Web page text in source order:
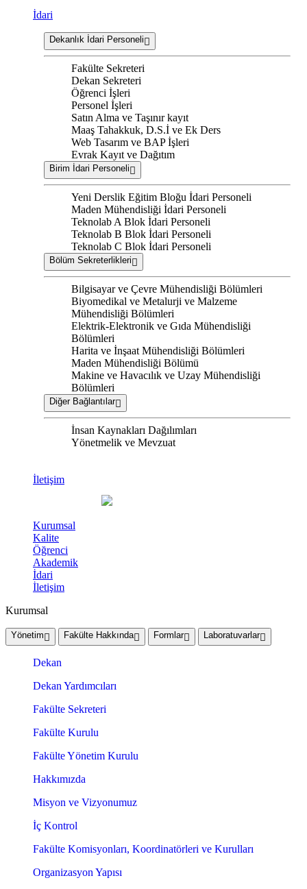
İdari
Dekanlık İdari Personeli
Fakülte Sekreteri
Dekan Sekreteri
Öğrenci İşleri
Personel İşleri
Satın Alma ve Taşınır kayıt
Maaş Tahakkuk, D.S.İ ve Ek Ders
Web Tasarım ve BAP İşleri
Evrak Kayıt ve Dağıtım
Birim İdari Personeli
Yeni Derslik Eğitim Bloğu İdari Personeli
Maden Mühendisliği İdari Personeli
Teknolab A Blok İdari Personeli
Teknolab B Blok İdari Personeli
Teknolab C Blok İdari Personeli
Bölüm Sekreterlikleri
Bilgisayar ve Çevre Mühendisliği Bölümleri
Biyomedikal ve Metalurji ve Malzeme
Mühendisliği Bölümleri
Elektrik-Elektronik ve Gıda Mühendisliği
Bölümleri
Harita ve İnşaat Mühendisliği Bölümleri
Maden Mühendisliği Bölümü
Makine ve Havacılık ve Uzay Mühendisliği
Bölümleri
Diğer Bağlantılar
İnsan Kaynakları Dağılımları
Yönetmelik ve Mevzuat
İletişim
Kurumsal
Kalite
Öğrenci
Akademik
İdari
İletişim
Kurumsal
Yönetim Fakülte Hakkında Formlar Laboratuvarlar
Dekan
Dekan Yardımcıları
Fakülte Sekreteri
Fakülte Kurulu
Fakülte Yönetim Kurulu
Hakkımızda
Misyon ve Vizyonumuz
İç Kontrol
Fakülte Komisyonları, Koordinatörleri ve Kurulları
Organizasyon Yapısı